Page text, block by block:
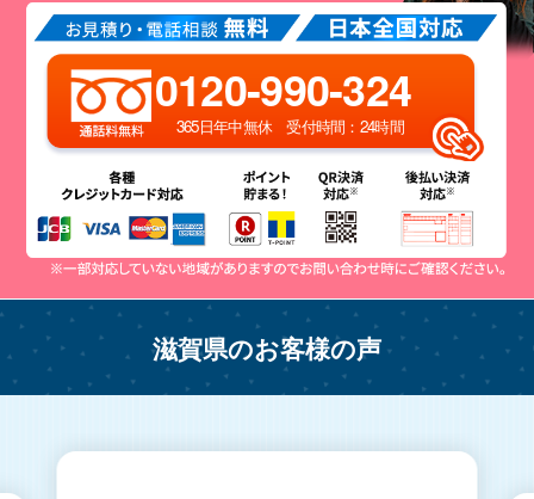
0120-990-324
365日年中無休 受付時間：24時間
滋賀県のお客様の声